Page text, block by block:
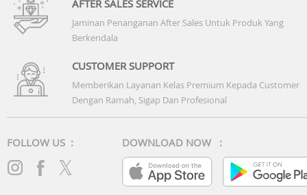
AFTER SALES SERVICE
Jaminan Penanganan After Sales Untuk Produk Yang
Berkendala
CUSTOMER SUPPORT
Memberikan Layanan Kelas Premium Kepada Customer
Dengan Ramah, Sigap Dan Profesional
FOLLOW US : DOWNLOAD NOW :